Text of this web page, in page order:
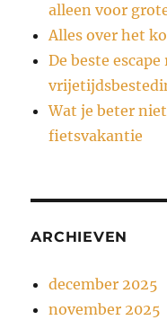
alleen voor
Alles over het
De beste
Wat je beter
fietsvakantie
ARCHIEVEN
december 2025
november 2025